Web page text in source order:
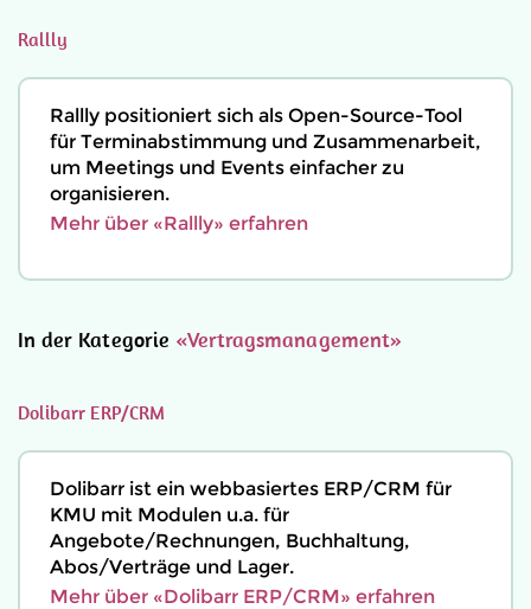
Rallly
Rallly positioniert sich als Open-Source-Tool
für Terminabstimmung und Zusammenarbeit,
um Meetings und Events einfacher zu
organisieren.
Mehr über «Rallly» erfahren
In der Kategorie «Vertragsmanagement»
Dolibarr ERP/CRM
Dolibarr ist ein webbasiertes ERP/CRM für
KMU mit Modulen u.a. für
Angebote/Rechnungen, Buchhaltung,
Abos/Verträge und Lager.
Mehr über «Dolibarr ERP/CRM» erfahren